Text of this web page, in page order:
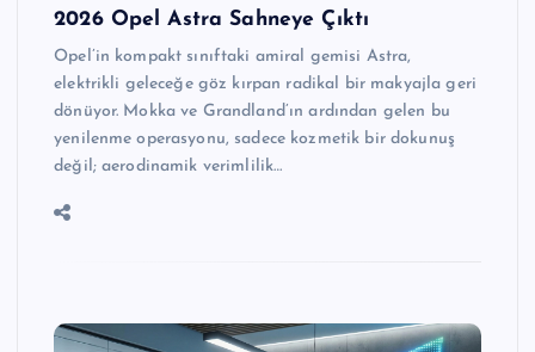
2026 Opel Astra Sahneye Çıktı
Opel’in kompakt sınıftaki amiral gemisi Astra,
elektrikli geleceğe göz kırpan radikal bir makyajla geri
dönüyor. Mokka ve Grandland’ın ardından gelen bu
yenilenme operasyonu, sadece kozmetik bir dokunuş
değil; aerodinamik verimlilik…